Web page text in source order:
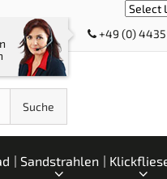
+49 (0) 4435
Suche
Sandstrahlen